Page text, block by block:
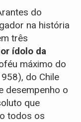
do
na história
três
ídolo da
máximo do
do Chile
desempenho o
que
todos os